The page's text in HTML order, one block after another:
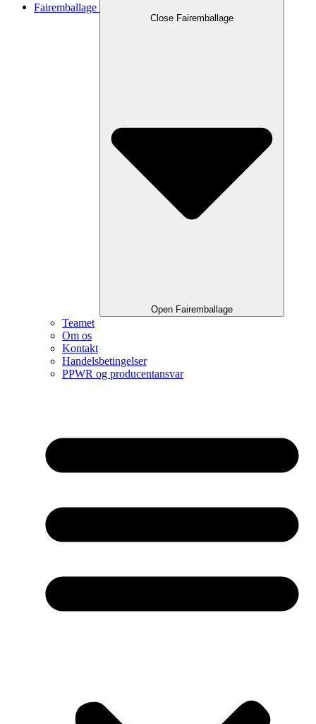
Fairemballage
Close Fairemballage
Open Fairemballage
Teamet
Om os
Kontakt
Handelsbetingelser
PPWR og producentansvar